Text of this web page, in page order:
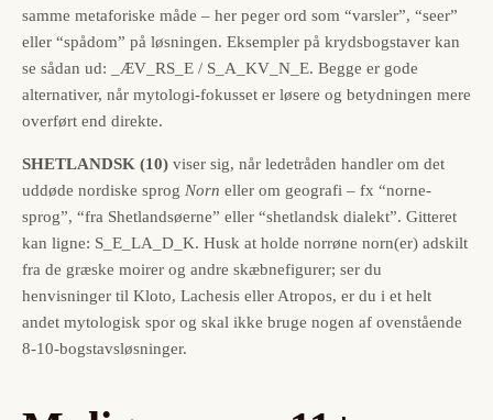
samme metaforiske måde – her peger ord som “varsler”, “seer”
eller “spådom” på løsningen. Eksempler på krydsbogstaver kan
se sådan ud: _ÆV_RS_E / S_A_KV_N_E. Begge er gode
alternativer, når mytologi-fokusset er løsere og betydningen mere
overført end direkte.
SHETLANDSK (10) viser sig, når ledetråden handler om det
uddøde nordiske sprog Norn eller om geografi – fx “norne-
sprog”, “fra Shetlandsøerne” eller “shetlandsk dialekt”. Gitteret
kan ligne: S_E_LA_D_K. Husk at holde norrøne norn(er) adskilt
fra de græske moirer og andre skæbnefigurer; ser du
henvisninger til Kloto, Lachesis eller Atropos, er du i et helt
andet mytologisk spor og skal ikke bruge nogen af ovenstående
8-10-bogstavsløsninger.